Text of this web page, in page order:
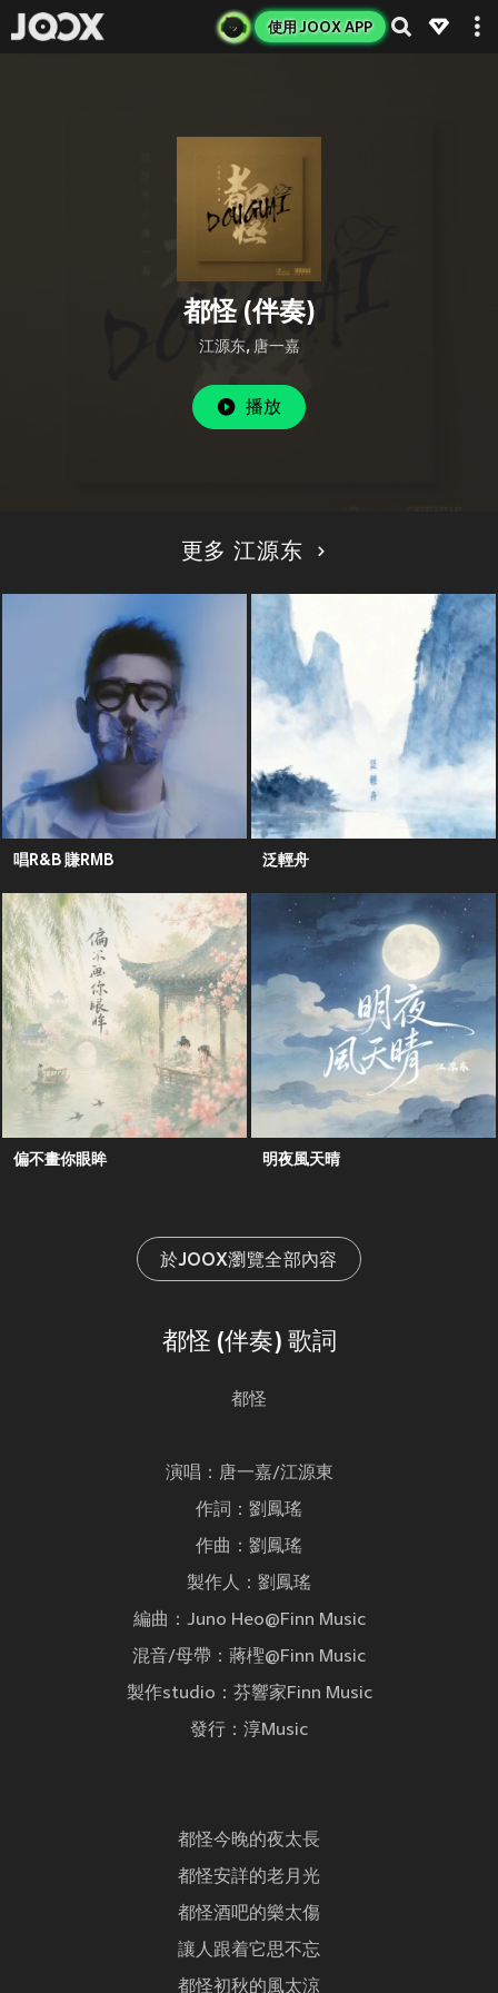
使用 JOOX APP
都怪 (伴奏)
江源东, 唐一嘉
播放
更多 江源东
唱R&B 賺RMB 泛輕舟
偏不畫你眼眸 明夜風天晴
於JOOX瀏覽全部內容
都怪 (伴奏) 歌詞
都怪
演唱：唐一嘉/江源東
作詞：劉鳳瑤
作曲：劉鳳瑤
製作人：劉鳳瑤
編曲：Juno Heo@Finn Music
混音/母帶：蔣檉@Finn Music
製作studio：芬響家Finn Music
發行：淳Music
都怪今晚的夜太長
都怪安詳的老月光
都怪酒吧的樂太傷
讓人跟着它思不忘
都怪初秋的風太涼